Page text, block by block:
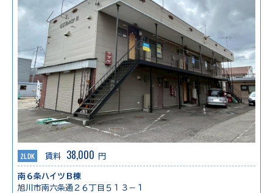
2LDK 賃料 38,000 円
南６条ハイツＢ棟
旭川市南六条通２６丁目５１３－１